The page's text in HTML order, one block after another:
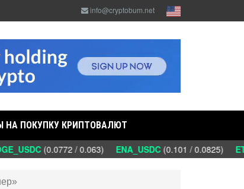
info@cryptobum.net
НА ПОКУПКУ КРИПТОВАЛЮТ
(0.0772 / 0.063) ENA_USDC(0.101 / 0.0825)